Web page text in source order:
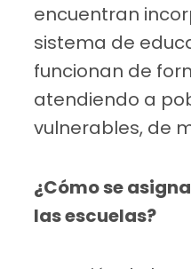
encuentran
sistema de
funcionan de
atendiendo a
vulnerables, de
¿Cómo se
las escuelas?